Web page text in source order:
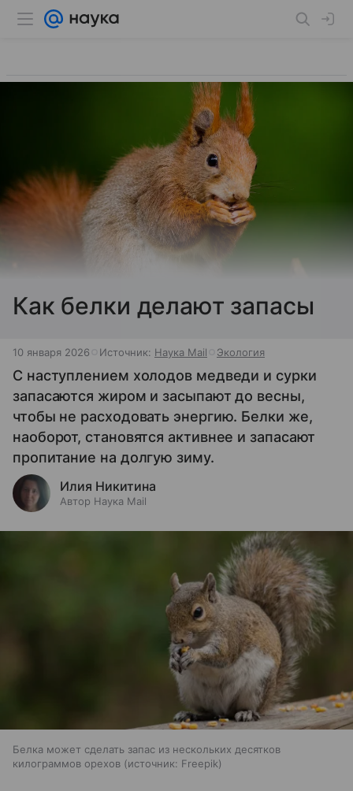
Как белки делают запасы
10 января 2026 Источник: Наука Mail Экология
С наступлением холодов медведи и сурки
запасаются жиром и засыпают до весны,
чтобы не расходовать энергию. Белки же,
наоборот, становятся активнее и запасают
пропитание на долгую зиму.
Илия Никитина
Автор Наука Mail
Белка может сделать запас из нескольких десятков
килограммов орехов
источник: Freepik